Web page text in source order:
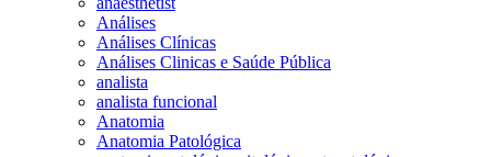
Análises
Análises Clínicas
Análises Clinicas e Saúde Pública
analista
analista funcional
Anatomia
Anatomia Patológica